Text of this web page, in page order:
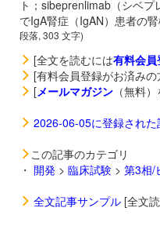
ト；sibeprenlimab（シベ
でIgA腎症（IgAN）患者の
段落, 303 文字)
[全文を読むには有料会員
[有料会員登録がお済みの
[メールマガジン （無料
2026-06-05に登録された
この記事のカテゴリ
・ 開発 > 臨床試験 > 第3相/
全文記事サンプル [全文